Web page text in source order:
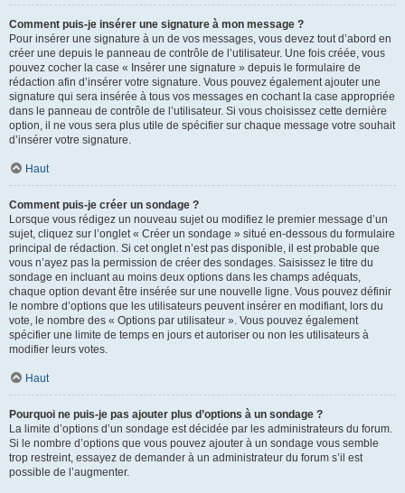
Comment puis-je insérer une signature à mon message ?
Pour insérer une signature à un de vos messages, vous devez tout d’abord en
créer une depuis le panneau de contrôle de l’utilisateur. Une fois créée, vous
pouvez cocher la case « Insérer une signature » depuis le formulaire de
rédaction afin d’insérer votre signature. Vous pouvez également ajouter une
signature qui sera insérée à tous vos messages en cochant la case appropriée
dans le panneau de contrôle de l’utilisateur. Si vous choisissez cette dernière
option, il ne vous sera plus utile de spécifier sur chaque message votre souhait
d’insérer votre signature.
Haut
Comment puis-je créer un sondage ?
Lorsque vous rédigez un nouveau sujet ou modifiez le premier message d’un
sujet, cliquez sur l’onglet « Créer un sondage » situé en-dessous du formulaire
principal de rédaction. Si cet onglet n’est pas disponible, il est probable que
vous n’ayez pas la permission de créer des sondages. Saisissez le titre du
sondage en incluant au moins deux options dans les champs adéquats,
chaque option devant être insérée sur une nouvelle ligne. Vous pouvez définir
le nombre d’options que les utilisateurs peuvent insérer en modifiant, lors du
vote, le nombre des « Options par utilisateur ». Vous pouvez également
spécifier une limite de temps en jours et autoriser ou non les utilisateurs à
modifier leurs votes.
Haut
Pourquoi ne puis-je pas ajouter plus d’options à un sondage ?
La limite d’options d’un sondage est décidée par les administrateurs du forum.
Si le nombre d’options que vous pouvez ajouter à un sondage vous semble
trop restreint, essayez de demander à un administrateur du forum s’il est
possible de l’augmenter.